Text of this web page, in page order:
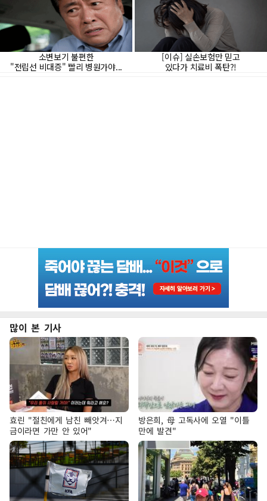
많이 본 기사
효린 "절친에게 남친 빼앗겨…지
금이라면 가만 안 있어"
방은희, 母 고독사에 오열 "이틀
만에 발견"